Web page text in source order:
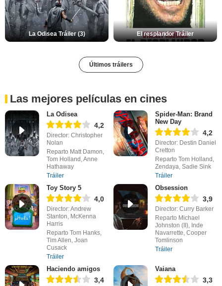
La Odisea Tráiler (3) El resplandor Tráiler
Últimos tráilers
Las mejores películas en cines
La Odisea
4,2
Director: Christopher
Nolan
Reparto Matt Damon,
Tom Holland, Anne
Hathaway
Tráiler
Spider-Man: Brand
New Day
4,2
Director: Destin Daniel
Cretton
Reparto Tom Holland,
Zendaya, Sadie Sink
Tráiler
Toy Story 5
4,0
Director: Andrew
Stanton, McKenna
Harris
Reparto Tom Hanks,
Tim Allen, Joan
Cusack
Tráiler
Obsession
3,9
Director: Curry Barker
Reparto Michael
Johnston (II), Inde
Navarrette, Cooper
Tomlinson
Tráiler
Haciendo amigos
3,4
Vaiana
3,3